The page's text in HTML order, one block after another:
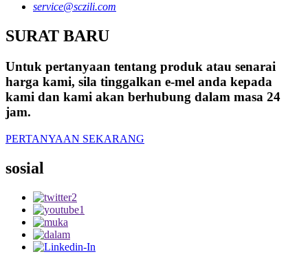
service@sczili.com
SURAT BARU
Untuk pertanyaan tentang produk atau senarai
harga kami, sila tinggalkan e-mel anda kepada
kami dan kami akan berhubung dalam masa 24
jam.
PERTANYAAN SEKARANG
sosial